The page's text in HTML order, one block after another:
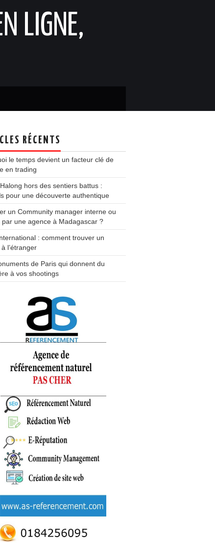
LIGNE,
RÉCENTS
le temps devient un facteur clé de
en trading
hors des sentiers battus :
pour une découverte authentique
un Community manager interne ou
par une agence à Madagascar ?
: comment trouver un
l’étranger
de Paris qui donnent du
à vos shootings